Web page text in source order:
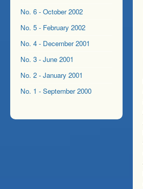
No. 6 - October 2002
No. 5 - February 2002
No. 4 - December 2001
No. 3 - June 2001
No. 2 - January 2001
No. 1 - September 2000